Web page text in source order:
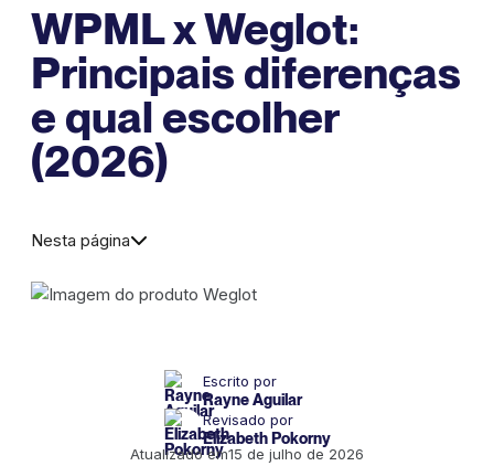
WPML x Weglot:
Principais diferenças
e qual escolher
(2026)
Nesta página
Escrito por
Rayne Aguilar
Revisado por
Elizabeth Pokorny
Atualizado em15 de julho de 2026